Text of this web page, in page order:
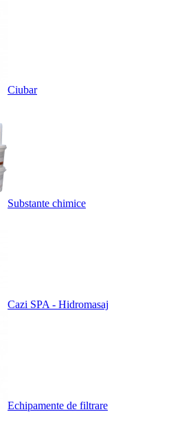
Ciubar
Substante chimice
Cazi SPA - Hidromasaj
Echipamente de filtrare